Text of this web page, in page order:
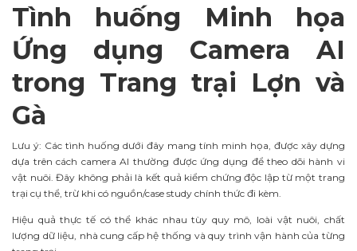
Tình huống Minh họa
Ứng dụng Camera AI
trong Trang trại Lợn và
Gà
Lưu ý: Các tình huống dưới đây mang tính minh họa, được xây dựng
dựa trên cách camera AI thường được ứng dụng để theo dõi hành vi
vật nuôi. Đây không phải là kết quả kiểm chứng độc lập từ một trang
trại cụ thể, trừ khi có nguồn/case study chính thức đi kèm.
Hiệu quả thực tế có thể khác nhau tùy quy mô, loài vật nuôi, chất
lượng dữ liệu, nhà cung cấp hệ thống và quy trình vận hành của từng